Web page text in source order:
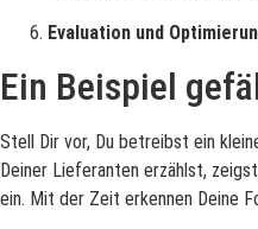
Evaluation und
Ein Beispiel
Stell Dir vor, Du betreibst ein
Deiner Lieferanten erzählst,
ein. Mit der Zeit erkennen Deine